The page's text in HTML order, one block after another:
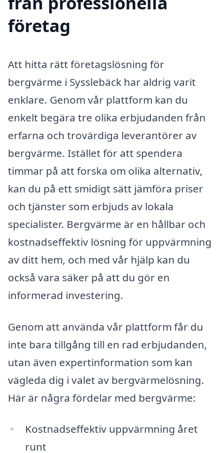
företag
Att hitta rätt företagslösning för
bergvärme i Sysslebäck har aldrig varit
enklare. Genom vår plattform kan du
enkelt begära tre olika erbjudanden från
erfarna och trovärdiga leverantörer av
bergvärme. Istället för att spendera
timmar på att forska om olika alternativ,
kan du på ett smidigt sätt jämföra priser
och tjänster som erbjuds av lokala
specialister. Bergvärme är en hållbar och
kostnadseffektiv lösning för uppvärmning
av ditt hem, och med vår hjälp kan du
också vara säker på att du gör en
informerad investering.
Genom att använda vår plattform får du
inte bara tillgång till en rad erbjudanden,
utan även expertinformation som kan
vägleda dig i valet av bergvärmelösning.
Här är några fördelar med bergvärme:
Kostnadseffektiv uppvärmning året
runt